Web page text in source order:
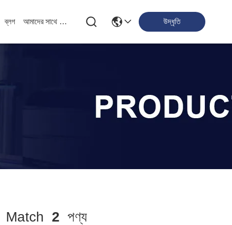
ব্লগ আমাদের সাথে যোগাযোগ উদ্ধৃতি
Match 2 পণ্য